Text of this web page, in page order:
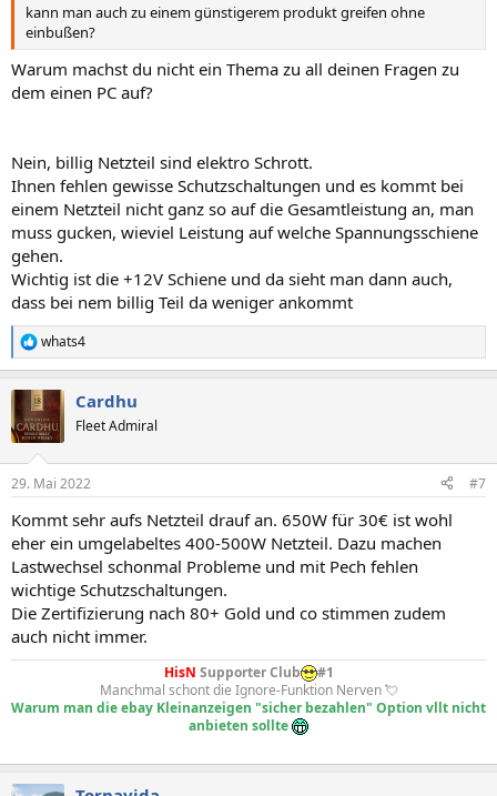
kann man auch zu einem günstigerem produkt greifen ohne
einbußen?
Warum machst du nicht ein Thema zu all deinen Fragen zu
dem einen PC auf?
Nein, billig Netzteil sind elektro Schrott.
Ihnen fehlen gewisse Schutzschaltungen und es kommt bei
einem Netzteil nicht ganz so auf die Gesamtleistung an, man
muss gucken, wieviel Leistung auf welche Spannungsschiene
gehen.
Wichtig ist die +12V Schiene und da sieht man dann auch,
dass bei nem billig Teil da weniger ankommt
R
e
k
t
i
e
:
whats4
Cardhu
Fleet Admiral
29. Mai 2022 #7
Kommt sehr aufs Netzteil drauf an. 650W für 30€ ist wohl
eher ein umgelabeltes 400-500W Netzteil. Dazu machen
Lastwechsel schonmal Probleme und mit Pech fehlen
wichtige Schutzschaltungen.
Die Zertifizierung nach 80+ Gold und co stimmen zudem
auch nicht immer.
HisN Supporter Club
#1
Manchmal schont die Ignore-Funktion Nerven 💘
Warum man die ebay Kleinanzeigen "sicher bezahlen" Option vllt nicht
anbieten sollte